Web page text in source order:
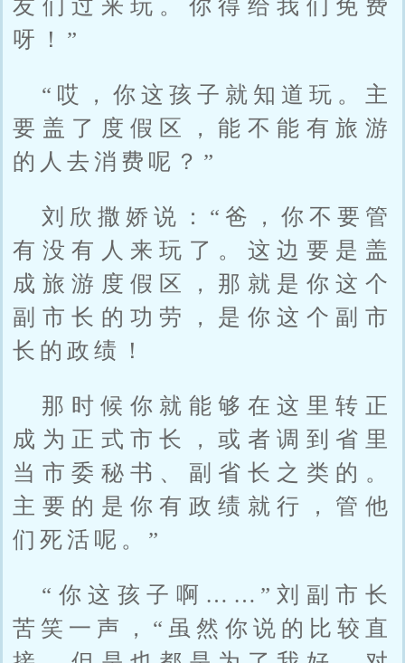
友们过来玩。你得给我们免费
呀！”
“哎，你这孩子就知道玩。主
要盖了度假区，能不能有旅游
的人去消费呢？”
刘欣撒娇说：“爸，你不要管
有没有人来玩了。这边要是盖
成旅游度假区，那就是你这个
副市长的功劳，是你这个副市
长的政绩！
那时候你就能够在这里转正
成为正式市长，或者调到省里
当市委秘书、副省长之类的。
主要的是你有政绩就行，管他
们死活呢。”
“你这孩子啊……”刘副市长
苦笑一声，“虽然你说的比较直